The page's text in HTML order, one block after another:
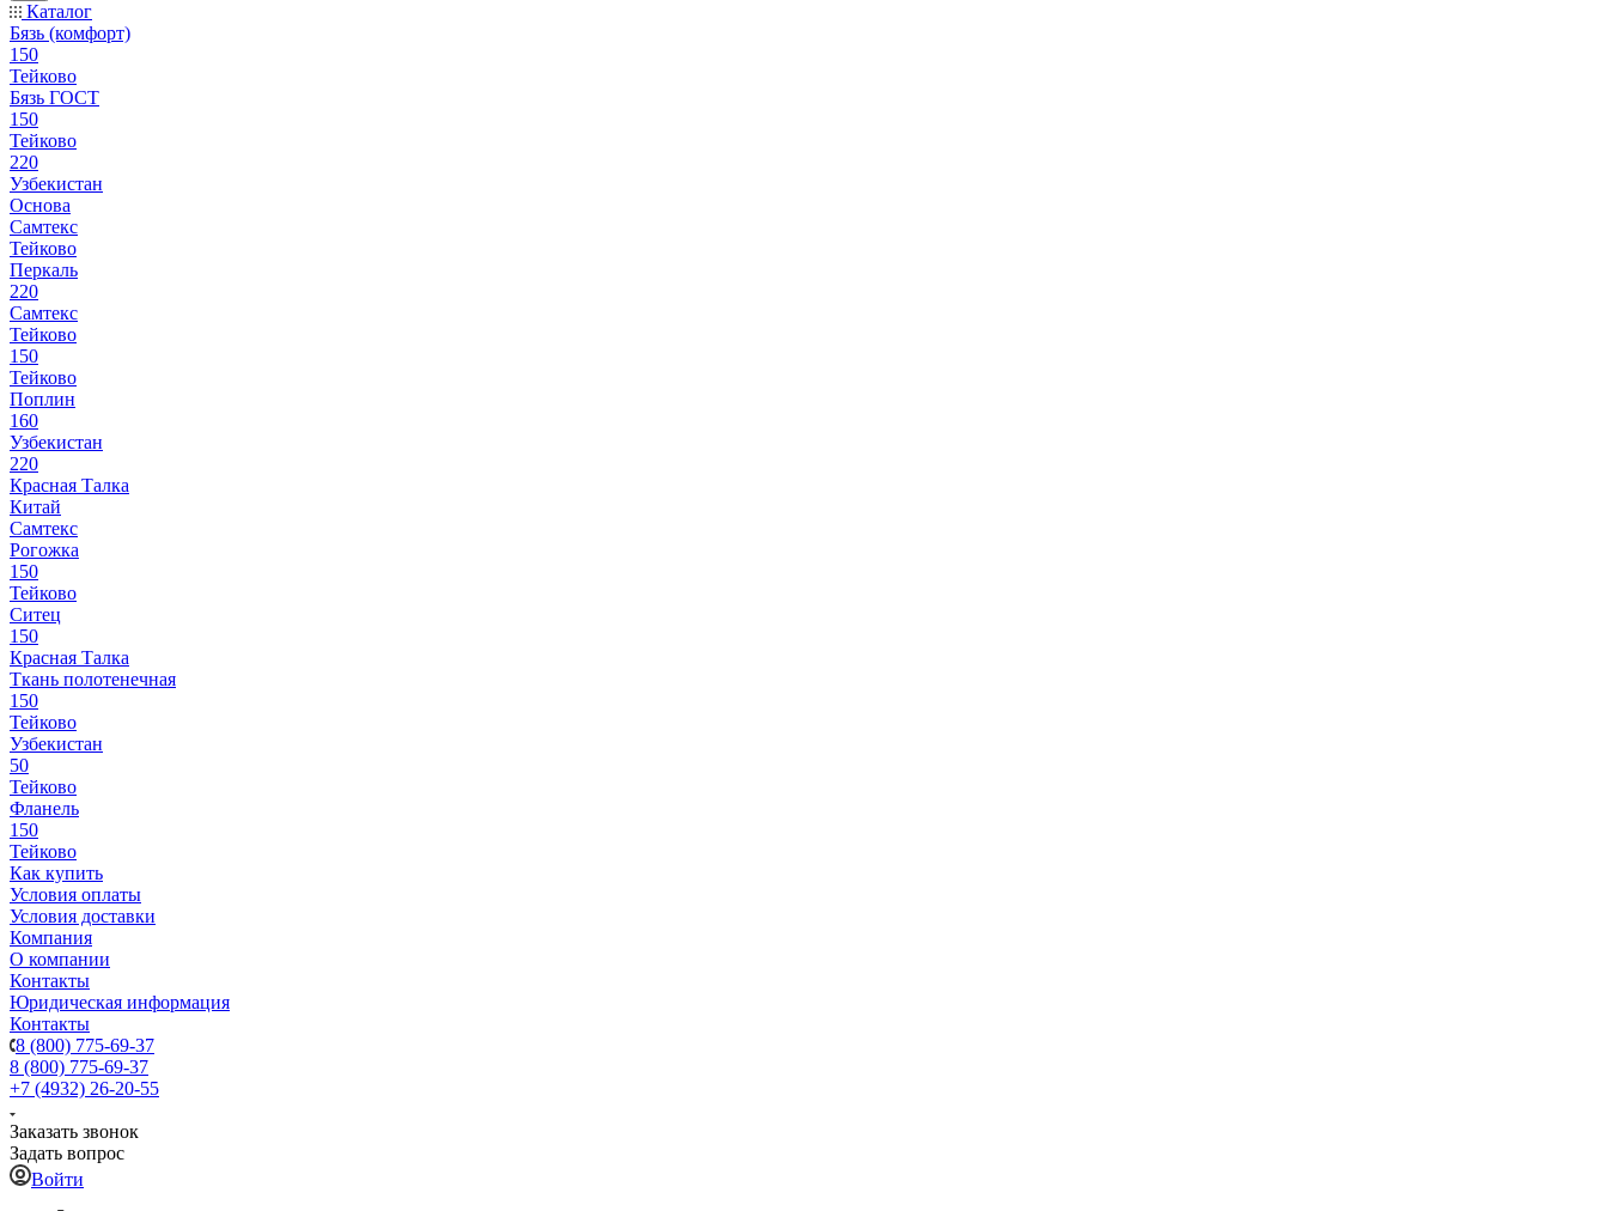
Каталог
Бязь (комфорт)
150
Тейково
Бязь ГОСТ
150
Тейково
220
Узбекистан
Основа
Самтекс
Тейково
Перкаль
220
Самтекс
Тейково
150
Тейково
Поплин
160
Узбекистан
220
Красная Талка
Китай
Самтекс
Рогожка
150
Тейково
Ситец
150
Красная Талка
Ткань полотенечная
150
Тейково
Узбекистан
50
Тейково
Фланель
150
Тейково
Как купить
Условия оплаты
Условия доставки
Компания
О компании
Контакты
Юридическая информация
Контакты
8 (800) 775-69-37
8 (800) 775-69-37
+7 (4932) 26-20-55
Заказать звонок
Задать вопрос
Войти